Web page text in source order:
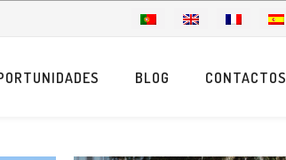
BLOG CONTACTOS